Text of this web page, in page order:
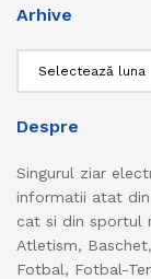
Arhive
Despre
Singurul ziar
informatii atat
cat si din sportul
Atletism,
Fotbal, Fotbal-